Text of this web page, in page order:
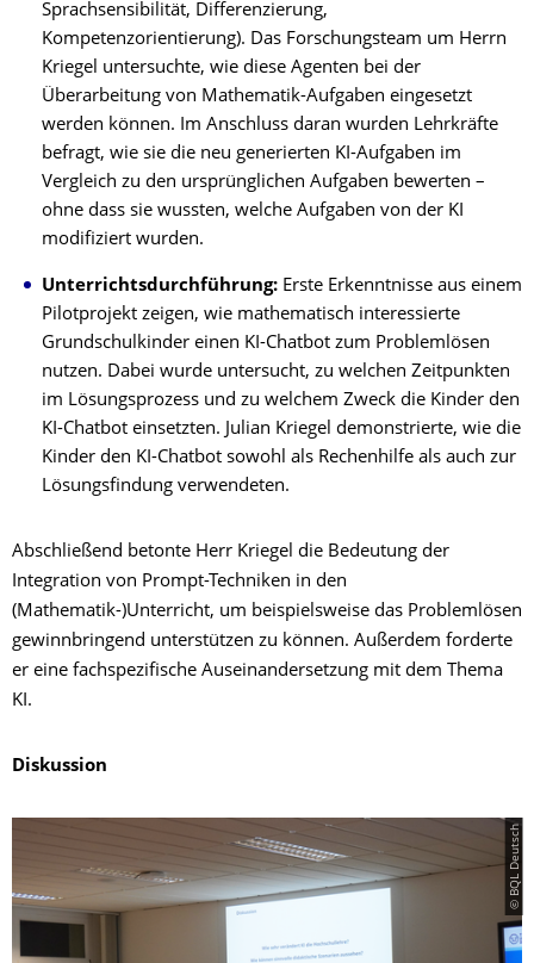
Sprachsensibilität, Differenzierung,
Kompetenzorientierung). Das Forschungsteam um Herrn
Kriegel untersuchte, wie diese Agenten bei der
Überarbeitung von Mathematik-Aufgaben eingesetzt
werden können. Im Anschluss daran wurden Lehrkräfte
befragt, wie sie die neu generierten KI-Aufgaben im
Vergleich zu den ursprünglichen Aufgaben bewerten –
ohne dass sie wussten, welche Aufgaben von der KI
modifiziert wurden.
Unterrichtsdurchführung: Erste Erkenntnisse aus einem
Pilotprojekt zeigen, wie mathematisch interessierte
Grundschulkinder einen KI-Chatbot zum Problemlösen
nutzen. Dabei wurde untersucht, zu welchen Zeitpunkten
im Lösungsprozess und zu welchem Zweck die Kinder den
KI-Chatbot einsetzten. Julian Kriegel demonstrierte, wie die
Kinder den KI-Chatbot sowohl als Rechenhilfe als auch zur
Lösungsfindung verwendeten.
Abschließend betonte Herr Kriegel die Bedeutung der
Integration von Prompt-Techniken in den
(Mathematik-)Unterricht, um beispielsweise das Problemlösen
gewinnbringend unterstützen zu können. Außerdem forderte
er eine fachspezifische Auseinandersetzung mit dem Thema
KI.
Diskussion
© BQL Deutsch